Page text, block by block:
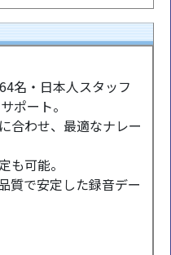
名・日本人スタッフ
ポート。
合わせ、最適なナレー
も可能。
質で安定した録音デー